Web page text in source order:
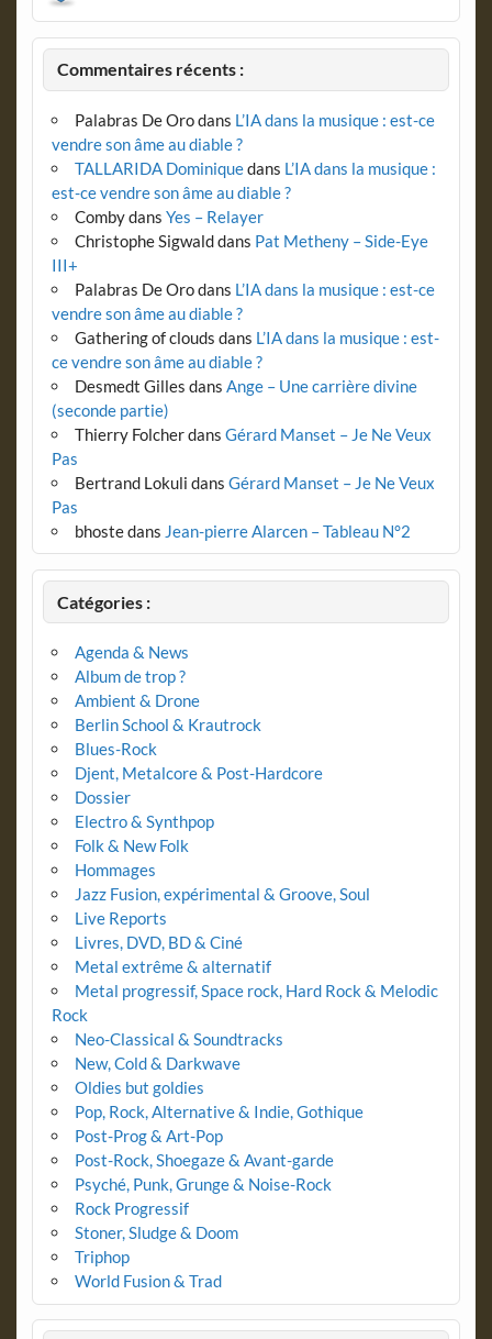
Commentaires récents :
Palabras De Orodans L’IA dans la musique : est-ce
vendre son âme au diable ?
TALLARIDA Dominiquedans L’IA dans la musique :
est-ce vendre son âme au diable ?
Combydans Yes – Relayer
Christophe Sigwalddans Pat Metheny – Side-Eye
III+
Palabras De Orodans L’IA dans la musique : est-ce
vendre son âme au diable ?
Gathering of clouds dans L’IA dans la musique : est-
ce vendre son âme au diable ?
Desmedt Gilles dans Ange – Une carrière divine
(seconde partie)
Thierry Folcherdans Gérard Manset – Je Ne Veux
Pas
Bertrand Lokuli dans Gérard Manset – Je Ne Veux
Pas
bhostedans Jean-pierre Alarcen – Tableau N°2
Catégories :
Agenda & News
Album de trop ?
Ambient & Drone
Berlin School & Krautrock
Blues-Rock
Djent, Metalcore & Post-Hardcore
Dossier
Electro & Synthpop
Folk & New Folk
Hommages
Jazz Fusion, expérimental & Groove, Soul
Live Reports
Livres, DVD, BD & Ciné
Metal extrême & alternatif
Metal progressif, Space rock, Hard Rock & Melodic
Rock
Neo-Classical & Soundtracks
New, Cold & Darkwave
Oldies but goldies
Pop, Rock, Alternative & Indie, Gothique
Post-Prog & Art-Pop
Post-Rock, Shoegaze & Avant-garde
Psyché, Punk, Grunge & Noise-Rock
Rock Progressif
Stoner, Sludge & Doom
Triphop
World Fusion & Trad